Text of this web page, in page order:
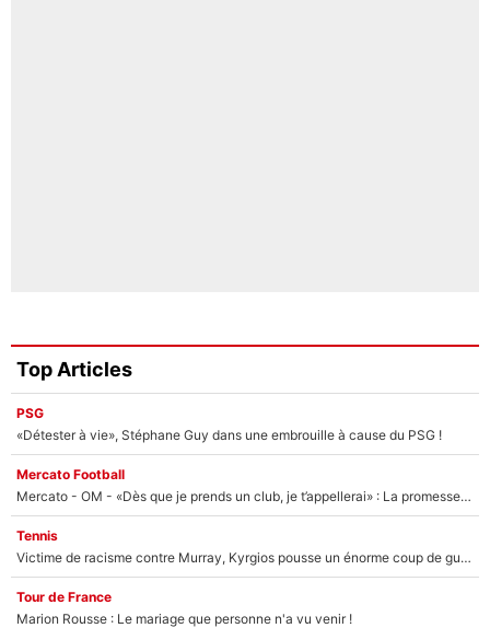
Top Articles
PSG
«Détester à vie», Stéphane Guy dans une embrouille à cause du PSG !
Mercato Football
Mercato - OM - «Dès que je prends un club, je t’appellerai» : La promesse de Marcelino au moment de claquer la porte
Tennis
Victime de racisme contre Murray, Kyrgios pousse un énorme coup de gueule !
Tour de France
Marion Rousse : Le mariage que personne n'a vu venir !